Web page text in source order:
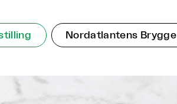
Nordatlantens Brygge